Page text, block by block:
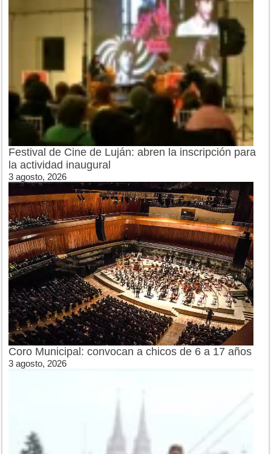
Festival de Cine de Luján: abren la inscripción para
la actividad inaugural
3 agosto, 2026
Coro Municipal: convocan a chicos de 6 a 17 años
3 agosto, 2026